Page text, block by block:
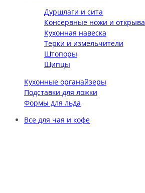
Дуршлаги и сита
Консервные ножи и
Кухонная навеска
Терки и измельчители
Штопоры
Щипцы
Кухонные органайзеры
Подставки для ложки
Формы для льда
Все для чая и кофе